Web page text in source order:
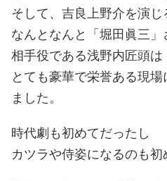
そして、吉良上野介を演じ
なんとなんと「堀田眞三」
相手役である浅野内匠頭は
とても豪華で栄誉ある現
ました。
時代劇も初めてだったし
カツラや侍姿になるのも初